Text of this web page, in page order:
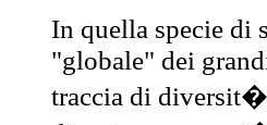
In quella specie
"globale" dei
traccia di